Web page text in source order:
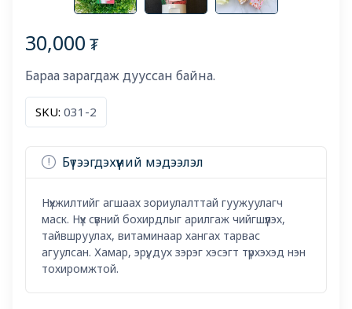
30,000 ₮
Бараа зарагдаж дууссан байна.
SKU: 031-2
Бүтээгдэхүүний мэдээлэл
Нүхжилтийг агшаах зориулалттай гуужуулагч
маск. Нүх сүвний бохирдлыг арилгаж чийгшүүлэх,
тайвшруулах, витаминаар хангах тарвас
агуулсан. Хамар, эрүү, дух зэрэг хэсэгт түрхэхэд нэн
тохиромжтой.